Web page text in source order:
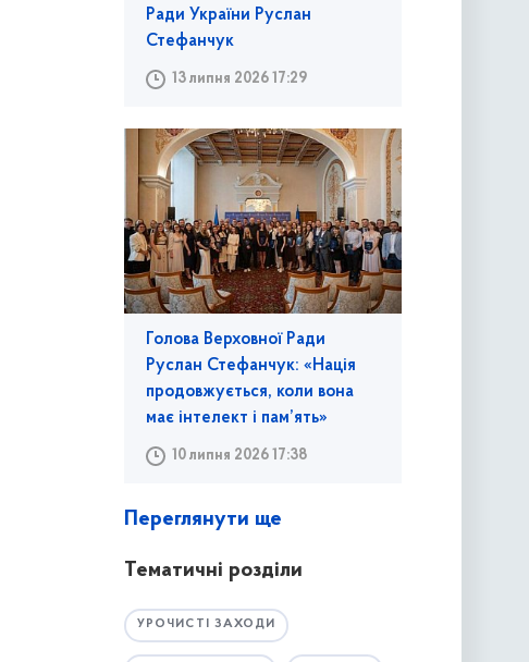
Ради України Руслан
Стефанчук
13 липня 2026 17:29
Голова Верховної Ради
Руслан Стефанчук: «Нація
продовжується, коли вона
має інтелект і пам’ять»
10 липня 2026 17:38
Переглянути ще
Тематичні розділи
УРОЧИСТІ ЗАХОДИ